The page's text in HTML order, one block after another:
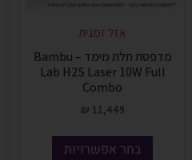
אזל זמנית
מדפסת תלת מימד – Bambu
Lab H2S Laser 10W Full
Combo
₪ 11,449
בחר אפשרויות